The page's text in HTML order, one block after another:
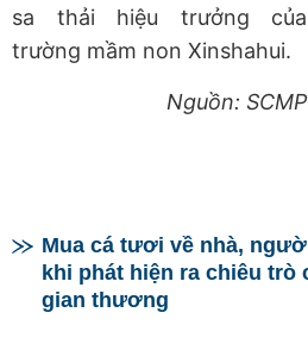
sa thải hiệu trưởng của
trường mầm non Xinshahui.
Nguồn: SCMP
Mua cá tươi về nhà,
khi phát hiện ra chiêu trò
gian thương